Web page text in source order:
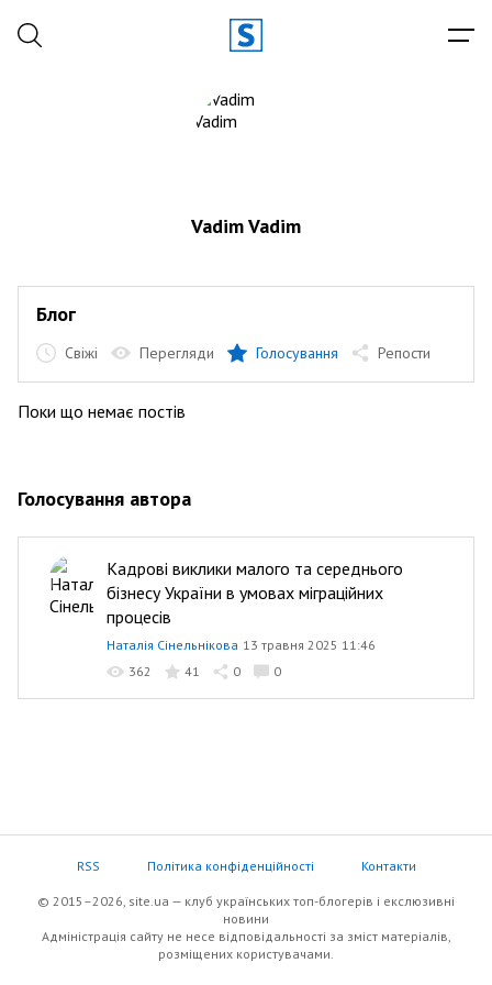
Vadim Vadim
Блог
Свіжі Перегляди Голосування Репости
Поки що немає постів
Голосування автора
Кадрові виклики малого та середнього
бізнесу України в умовах міграційних
процесів
Наталія Сінельнікова 13 травня 2025 11:46
362
41 0 0
RSS Політика конфіденційності Контакти
© 2015–2026, site.ua — клуб українських топ-блогерів i екслюзивнi
новини
Адміністрація сайту не несе відповідальності за зміст матеріалів,
розміщених користувачами.